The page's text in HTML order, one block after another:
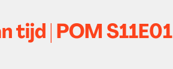
tijd | POM S11E01